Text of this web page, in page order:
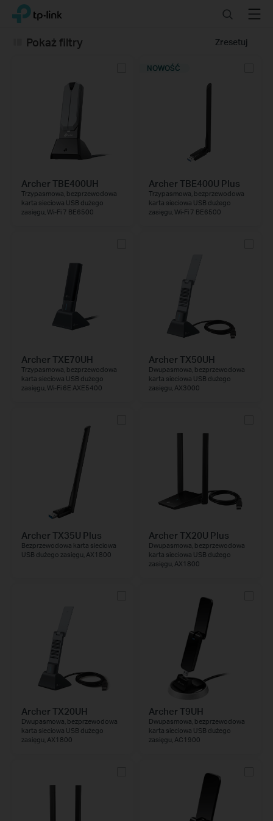
ClickTP-Link, Reliably Smart SearchMenu
Zresetuj
Pokaż filtry
Archer TBE400UH
Trzypasmowa, bezprzewodowa
karta sieciowa USB dużego
zasięgu, Wi-Fi 7 BE6500
NOWOŚĆ
Archer TBE400U Plus
Trzypasmowa, bezprzewodowa
karta sieciowa USB dużego
zasięgu, Wi-Fi 7 BE6500
Archer TXE70UH
Trzypasmowa, bezprzewodowa
karta sieciowa USB dużego
zasięgu, Wi-Fi 6E AXE5400
Archer TX50UH
Dwupasmowa, bezprzewodowa
karta sieciowa USB dużego
zasięgu, AX3000
Archer TX35U Plus
Bezprzewodowa karta sieciowa
USB dużego zasięgu, AX1800
Archer TX20U Plus
Dwupasmowa, bezprzewodowa
karta sieciowa USB dużego
zasięgu, AX1800
Archer TX20UH
Dwupasmowa, bezprzewodowa
karta sieciowa USB dużego
zasięgu, AX1800
Archer T9UH
Dwupasmowa, bezprzewodowa
karta sieciowa USB dużego
zasięgu, AC1900